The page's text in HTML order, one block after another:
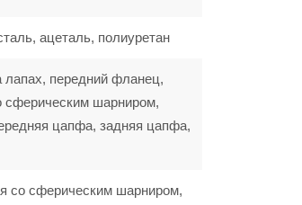
ацеталь, полиуретан
передний фланец,
сферическим шарниром,
цапфа, задняя цапфа,
со сферическим шарниром,